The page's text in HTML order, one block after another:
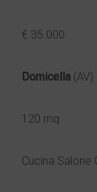
€ 35.000
Domicella (AV)
120 mq
Cucina Salone